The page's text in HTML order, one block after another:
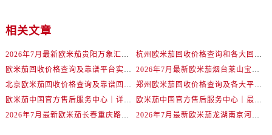
辽宁省锦州市古塔区中央大街欧米茄售后服务中心（需提前预约）
辽宁省辽阳市白塔区新运大街欧米茄售后服务中心（需提前预约）
辽宁省盘锦市兴隆台区石油大街欧米茄售后服务中心（需提前预约）
相关文章
2026年7月最新欧米茄贵阳万象汇维修保养服务电话
杭州欧米茄回收价格查询和各大回收平台实测排行（2026年7月最新数据）
欧米茄回收价格查询及靠谱平台实测排行(2026年7月最新)
2026年7月最新欧米茄烟台莱山宝龙广场维修保养服务电话
北京欧米茄回收价格查询及靠谱回收平台实测排行（2026年7月最新数据）
郑州欧米茄回收价格查询及各大平台实测排行(2026年7月最新数据)
欧米茄中国官方售后服务中心｜详细地址与售后电话权威信息通知（2026年7月最新）
欧米茄中国官方售后服务中心｜最新维修地址及官方电话权威信息通告（2026年7月最新）
2026年7月最新欧米茄长春重庆路万达广场维修保养服务电话
2026年7月最新欧米茄龙湖南京河西天街维修保养服务电话